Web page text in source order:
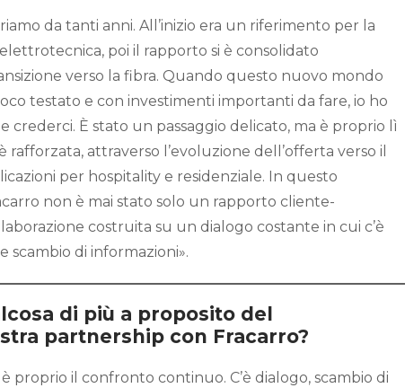
da tanti anni. All’inizio era un riferimento per la
poi il rapporto si è consolidato
verso la fibra. Quando questo nuovo mondo
testato e con investimenti importanti da fare, io ho
crederci. È stato un passaggio delicato, ma è proprio lì
rafforzata, attraverso l’evoluzione dell’offerta verso il
per hospitality e residenziale. In questo
non è mai stato solo un rapporto cliente-
costruita su un dialogo costante in cui c’è
scambio di informazioni».
di più a proposito del
partnership con Fracarro?
proprio il confronto continuo. C’è dialogo, scambio di